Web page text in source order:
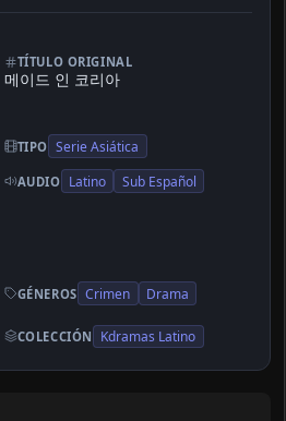
TÍTULO ORIGINAL
메이드 인 코리아
TIPO Serie Asiática
AUDIO Latino Sub Español
GÉNEROS Crimen Drama
COLECCIÓN Kdramas Latino